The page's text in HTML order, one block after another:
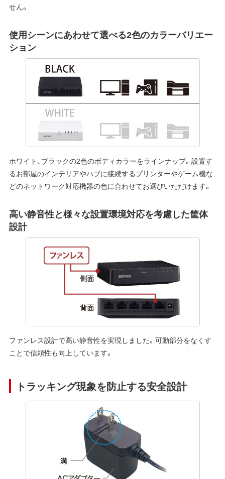
せん。
使用シーンにあわせて選べる2色のカラーバリエー
ション
ホワイト、ブラックの2色のボディカラーをラインナップ。設置す
るお部屋のインテリアやハブに接続するプリンターやゲーム機な
どのネットワーク対応機器の色に合わせてお選びいただけます。
高い静音性と様々な設置環境対応を考慮した筐体
設計
ファンレス設計で高い静音性を実現しました。可動部分をなくす
ことで信頼性も向上しています。
トラッキング現象を防止する安全設計